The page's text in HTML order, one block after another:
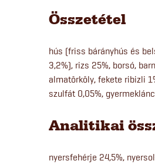
Összetétel
hús (friss bárányhús és
3,2%), rizs 25%, borsó,
almatörköly, fekete ribizli
szulfát 0,05%,
Analitikai
nyersfehérje 24,5%,